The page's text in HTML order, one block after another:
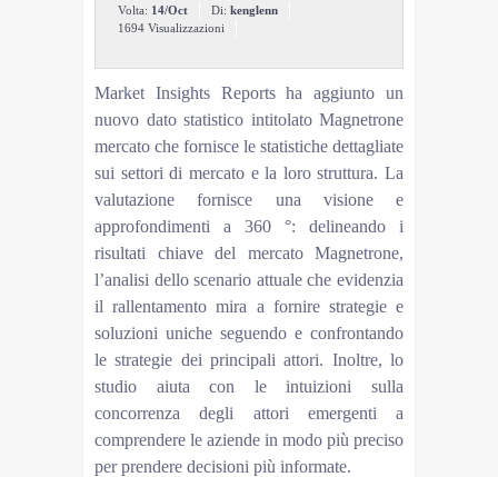
Volta: 14/Oct Di: kenglenn
1694 Visualizzazioni
Market Insights Reports ha aggiunto un
nuovo dato statistico intitolato Magnetrone
mercato che fornisce le statistiche dettagliate
sui settori di mercato e la loro struttura. La
valutazione fornisce una visione e
approfondimenti a 360 °: delineando i
risultati chiave del mercato Magnetrone,
l’analisi dello scenario attuale che evidenzia
il rallentamento mira a fornire strategie e
soluzioni uniche seguendo e confrontando
le strategie dei principali attori. Inoltre, lo
studio aiuta con le intuizioni sulla
concorrenza degli attori emergenti a
comprendere le aziende in modo più preciso
per prendere decisioni più informate.